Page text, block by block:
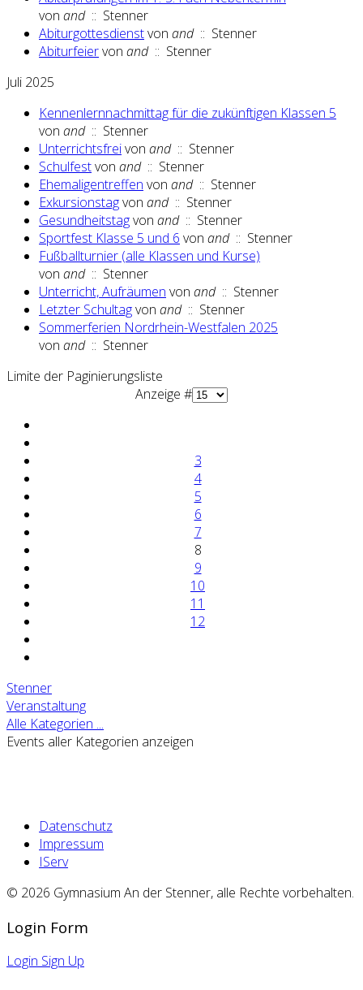
von and:: Stenner
Abiturgottesdienstvon and:: Stenner
Abiturfeiervon and:: Stenner
Juli 2025
Kennenlernnachmittag für die zukünftigen Klassen 5
von and:: Stenner
Unterrichtsfreivon and:: Stenner
Schulfestvon and:: Stenner
Ehemaligentreffen von and:: Stenner
Exkursionstagvon and:: Stenner
Gesundheitstagvon and:: Stenner
Sportfest Klasse 5 und 6 von and:: Stenner
Fußballturnier (alle Klassen und Kurse)
von and:: Stenner
Unterricht, Aufräumen von and:: Stenner
Letzter Schultagvon and:: Stenner
Sommerferien Nordrhein-Westfalen 2025
von and:: Stenner
Limite der Paginierungsliste
Anzeige #
3
4
5
6
7
8
9
10
11
12
Stenner
Veranstaltung
Alle Kategorien ...
Events aller Kategorien anzeigen
Datenschutz
Impressum
IServ
© 2026 Gymnasium An der Stenner, alle Rechte vorbehalten.
Login Form
Login Sign Up